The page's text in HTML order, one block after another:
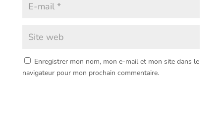
Enregistrer mon nom, mon e-mail et mon site dans le
navigateur pour mon prochain commentaire.